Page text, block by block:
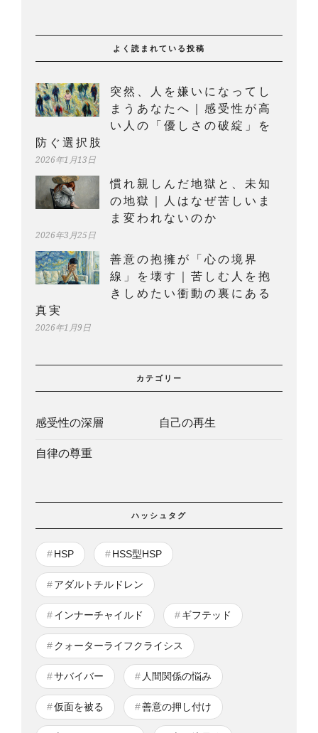
よく読まれている投稿
突然、人を嫌いになってし
まうあなたへ｜感受性が高
い人の「優しさの破綻」を
防ぐ選択肢
2026年1月13日
慣れ親しんだ地獄と、未知
の地獄｜人はなぜ苦しいま
ま変われないのか
2026年3月25日
善意の抱擁が「心の境界
線」を壊す｜苦しむ人を抱
きしめたい衝動の裏にある
真実
2026年1月9日
カテゴリー
感受性の深層 自己の再生
自律の尊重
ハッシュタグ
HSP HSS型HSP
アダルトチルドレン
インナーチャイルド ギフテッド
クォーターライフクライシス
サバイバー 人間関係の悩み
仮面を被る 善意の押し付け